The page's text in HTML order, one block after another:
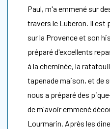
Paul, m'a emmené sur
travers le Luberon. Il est
sur la Provence et son
préparé d'excellents
à la cheminée, la
tapenade maison, et de
nous a préparé des
de m'avoir emmené
Lourmarin. Après les